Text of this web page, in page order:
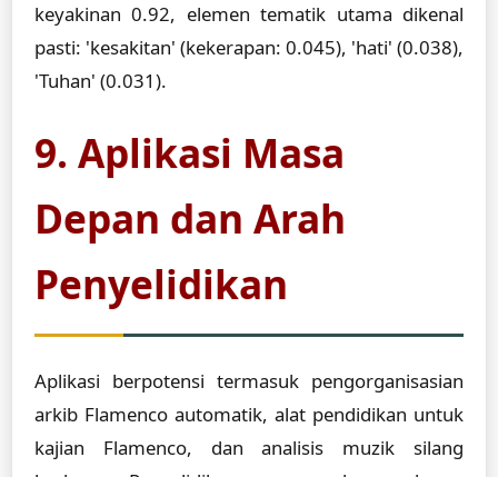
keyakinan 0.92, elemen tematik utama dikenal
pasti: 'kesakitan' (kekerapan: 0.045), 'hati' (0.038),
'Tuhan' (0.031).
9. Aplikasi Masa
Depan dan Arah
Penyelidikan
Aplikasi berpotensi termasuk pengorganisasian
arkib Flamenco automatik, alat pendidikan untuk
kajian Flamenco, dan analisis muzik silang